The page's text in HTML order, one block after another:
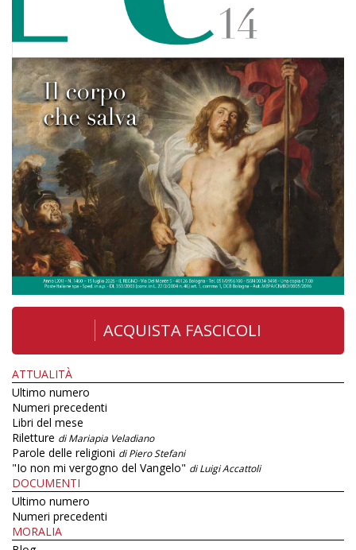
ACQUISTA FASCICOLI
ATTUALITÀ
Ultimo numero
Numeri precedenti
Libri del mese
Riletture di Mariapia Veladiano
Parole delle religioni di Piero Stefani
"Io non mi vergogno del Vangelo" di Luigi Accattoli
DOCUMENTI
Ultimo numero
Numeri precedenti
MORALIA